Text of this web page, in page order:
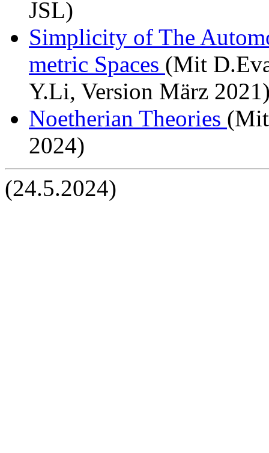
JSL)
Simplicity of The
metric Spaces (Mit
Y.Li, Version März
Noetherian Theories
2024)
(24.5.2024)